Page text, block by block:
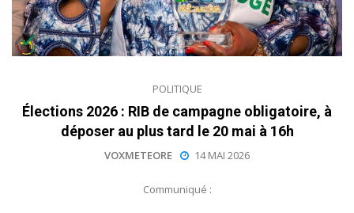
POLITIQUE
Élections 2026 : RIB de campagne obligatoire, à
déposer au plus tard le 20 mai à 16h
VOXMETEORE 14 MAI 2026
Communiqué :